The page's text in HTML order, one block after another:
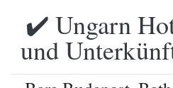
✔️ Ungarn
und